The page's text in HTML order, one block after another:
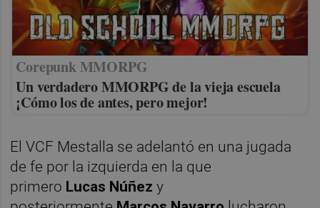
Corepunk MMORPG
Un verdadero MMORPG de la vieja escuela
¡Cómo los de antes, pero mejor!
El VCF Mestalla se adelantó en una jugada
de fe por la izquierda en la que
primero Lucas Núñez y